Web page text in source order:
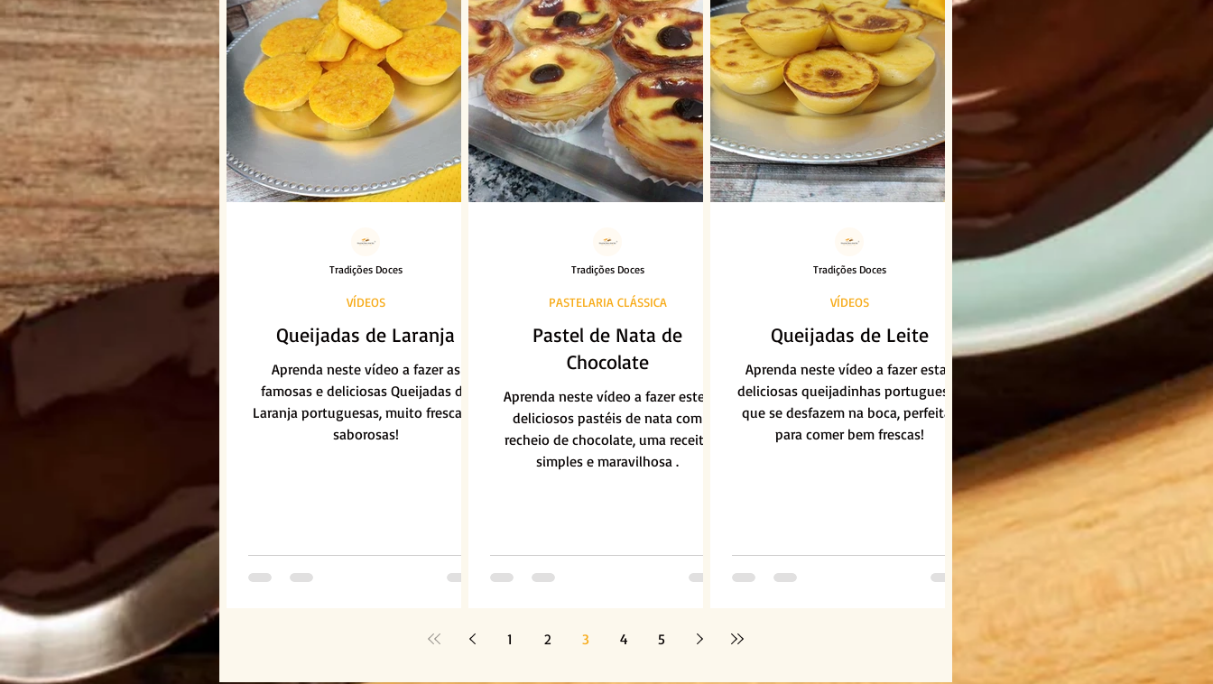
Queijadas de Laranja
Aprenda neste vídeo a fazer as
famosas e deliciosas Queijadas de
Laranja portuguesas, muito frescas e
saborosas!
VÍDEOS
Tradições Doces
Pastel de Nata de
Chocolate
Aprenda neste vídeo a fazer estes
deliciosos pastéis de nata com
recheio de chocolate, uma receita
simples e maravilhosa .
PASTELARIA CLÁSSICA
Tradições Doces
Queijadas de Leite
Aprenda neste vídeo a fazer estas
deliciosas queijadinhas portuguesas
que se desfazem na boca, perfeitas
para comer bem frescas!
VÍDEOS
Tradições Doces
1 2 3 4 5